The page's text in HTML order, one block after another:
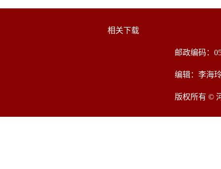
相关下载
邮政编码：
编辑：李海
版权所有 ©